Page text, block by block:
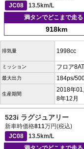
JC08
13.5km/L
満タンでどこまで走る
918km
排気量 1998cc
ミッション フロア8AT
最大出力 184ps/
生産期間
2018年
8年12月
523i ラグジュアリー
新車時価格811万円(税込)
JC08
13.5km/L